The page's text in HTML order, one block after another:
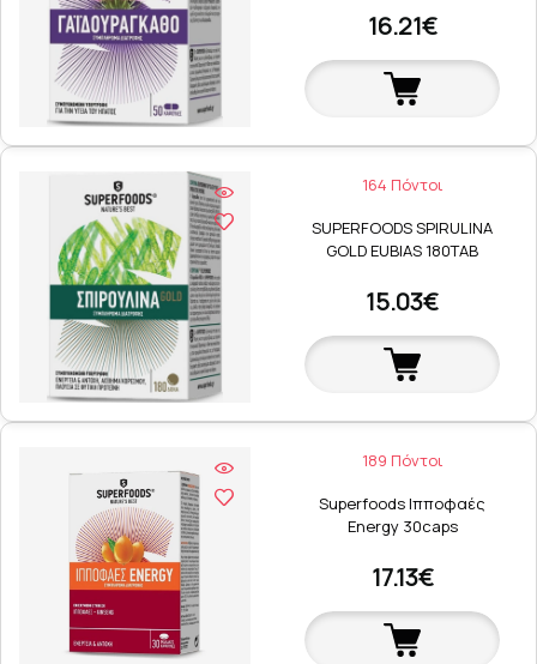
16.21€
164 Πόντοι
SUPERFOODS SPIRULINA
GOLD EUBIAS 180TAB
15.03€
189 Πόντοι
Superfoods Ιπποφαές
Energy 30caps
17.13€